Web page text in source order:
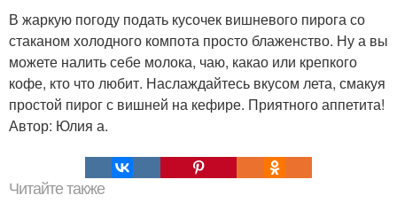
В жаркую погоду подать кусочек вишневого пирога со
стаканом холодного компота просто блаженство. Ну а вы
можете налить себе молока, чаю, какао или крепкого
кофе, кто что любит. Наслаждайтесь вкусом лета, смакуя
простой пирог с вишней на кефире. Приятного аппетита!
Автор: Юлия а.
Читайте также